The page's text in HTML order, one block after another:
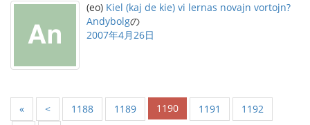
(eo) Kiel (kaj de kie) vi lernas novajn vortojn?
Andybolgの
2007年4月26日
« < 1188 1189 1190 1191
1192